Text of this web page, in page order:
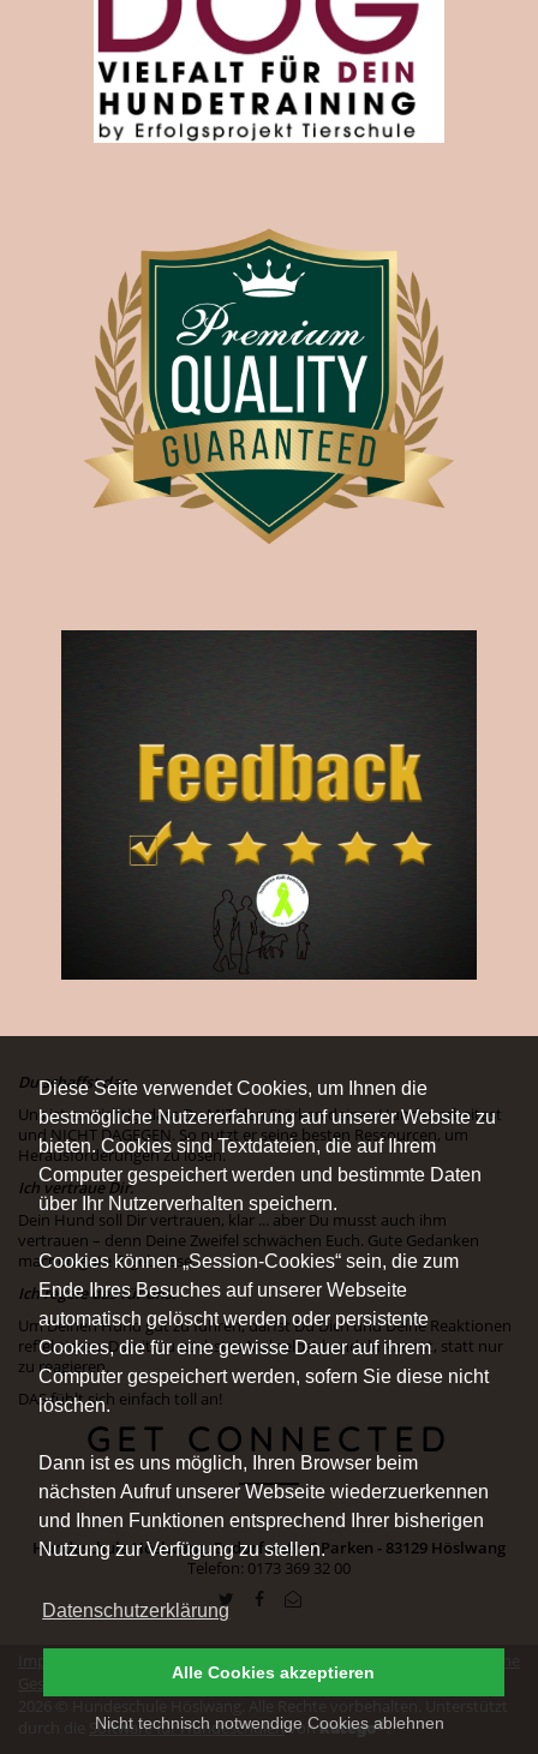
Diese Seite verwendet Cookies, um Ihnen die
bestmögliche Nutzererfahrung auf unserer Website zu
bieten. Cookies sind Textdateien, die auf Ihrem
Computer gespeichert werden und bestimmte Daten
über Ihr Nutzerverhalten speichern.
Cookies können „Session-Cookies“ sein, die zum
Ende Ihres Besuches auf unserer Webseite
automatisch gelöscht werden oder persistente
Cookies, die für eine gewisse Dauer auf ihrem
Computer gespeichert werden, sofern Sie diese nicht
löschen.
Dann ist es uns möglich, Ihren Browser beim
nächsten Aufruf unserer Webseite wiederzuerkennen
und Ihnen Funktionen entsprechend Ihrer bisherigen
Nutzung zur Verfügung zu stellen.
Datenschutzerklärung
Nicht technisch notwendige Cookies ablehnen
Alle Cookies akzeptieren
Du schaffst das.
Uns ist es wichtig, dass Du MIT den Stärken deines Hundes arbeitest
und NICHT DAGEGEN. So nutzt er seine besten Ressourcen, um
Herausforderungen zu lösen.
Ich vertraue Dir.
Dein Hund soll Dir vertrauen, klar ... aber Du musst auch ihm
vertrauen – denn Deine Zweifel schwächen Euch. Gute Gedanken
machen gute Ergebnisse.
Ich regele das für uns.
Um Deinen Hund gut zu führen, darfst Du Dich und Deine Reaktionen
reflektieren. Damit Du nächstes Mal selbst handeln kannst, statt nur
zu reagieren.
DAS fühlt sich einfach toll an!
GET CONNECTED
Hundeschule Höslwang, Endorferstr. 6 Parken - 83129 Höslwang
Telefon: 0173 369 32 00
Geschäftsbedingungen|
Vertrag widerrufen
Software für Hundeschulenvonkutego®.